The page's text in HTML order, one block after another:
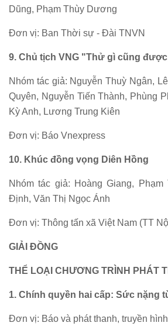
Dũng, Phạm Thùy Dương
Đơn vị: Ban Thời sự - Đài TNVN
9. Chủ tịch VNG "Thử gì cũng
Nhóm tác giả: Nguyễn Thuỳ Ngân,
Quyên, Nguyễn Tiến Thành, Phùng
Kỳ Anh, Lương Trung Kiên
Đơn vị: Báo Vnexpress
10. Khúc đồng vọng Diên Hồng
Nhóm tác giả: Hoàng Giang,
Định, Văn Thị Ngọc Ánh
Đơn vị: Thông tấn xã Việt Nam (TT
GIẢI ĐỒNG
THỂ LOẠI CHƯƠNG TRÌNH PHÁT
1. Chính quyền hai cấp: Sức nặng
Đơn vị: Báo và phát thanh, truyền